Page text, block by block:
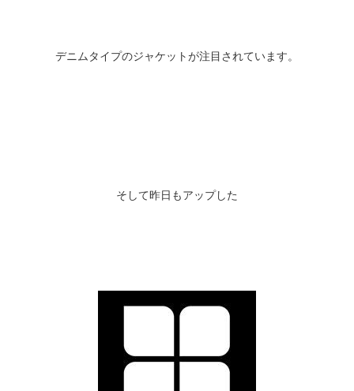
デニムタイプのジャケットが注目されています。
そして昨日もアップした